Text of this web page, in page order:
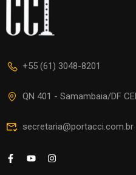
+55 (61) 3048-8201
QN 401 - Samambaia/DF
secretaria@portacci.com.br